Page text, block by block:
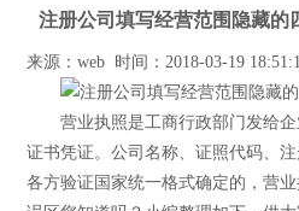
注册公司填写经营范围隐藏的
来源：web 时间：2018-03-19
营业执照是工商行政部门发给企
证书凭证。公司名称、证照代码、
各方验证国家统一格式确定的，营